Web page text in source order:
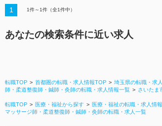
1 1件～1件（全1件中）
あなたの検索条件に近い求人
転職TOP 首都圏の転職・求人情報TOP 埼玉県の転職・求
師・柔道整復師・鍼師・灸師の転職・求人情報一覧
さいたま
転職TOP 医療・福祉から探す 医療・福祉の転職・求人情
マッサージ師・柔道整復師・鍼師・灸師の転職・求人一覧